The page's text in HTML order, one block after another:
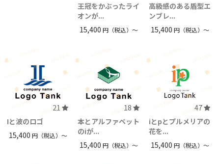
王冠をかぶったライ
オンが...
15,400円（税込）〜
高級感のある盾型エ
ンブレ...
15,400 円（税込）〜
21
Iと波のロゴ
15,400 円（税込）〜
18
本とアルファベット
のiが...
15,400円（税込）〜
47
iとpとプルメリアの
花を...
15,400 円（税込）〜